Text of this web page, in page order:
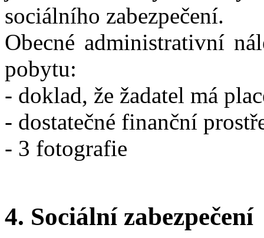
sociálního zabezpečení.
Obecné administrativní
pobytu:
- doklad, že žadatel má
- dostatečné finanční
- 3 fotografie
4. Sociální zabezpečení